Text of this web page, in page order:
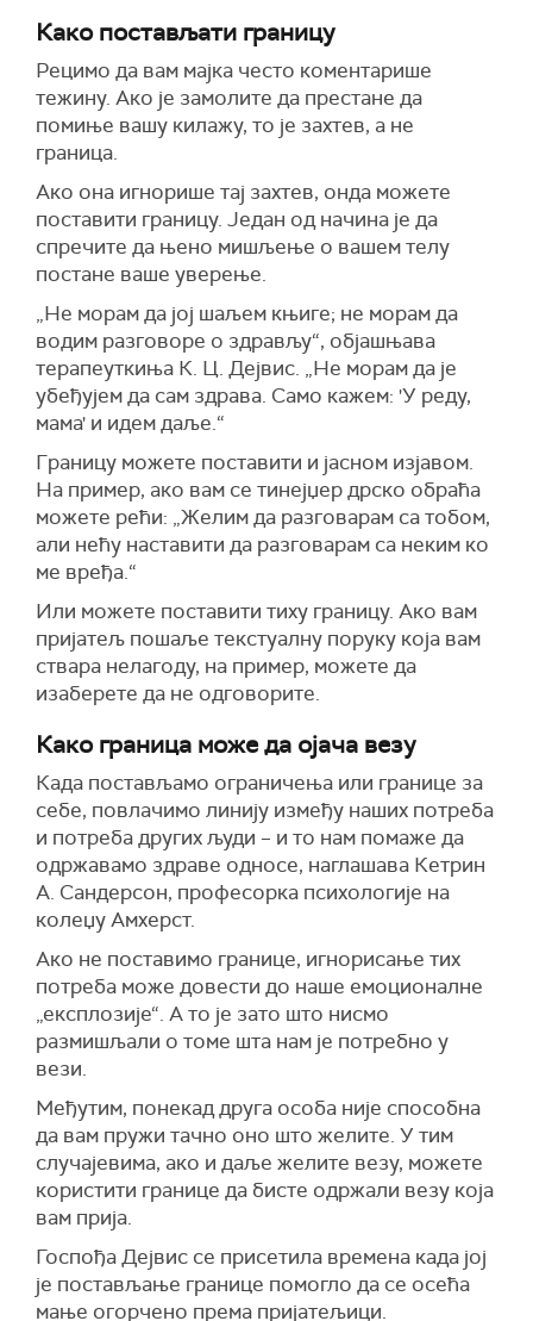
Како постављати границу
Рецимо да вам мајка често коментарише
тежину. Ако је замолите да престане да
помиње вашу килажу, то је захтев, а не
граница.
Ако она игнорише тај захтев, онда можете
поставити границу. Један од начина је да
спречите да њено мишљење о вашем телу
постане ваше уверење.
„Не морам да јој шаљем књиге; не морам да
водим разговоре о здрављу“, објашњава
терапеуткиња К. Ц. Дејвис. „Не морам да је
убеђујем да сам здрава. Само кажем: 'У реду,
мама' и идем даље.“
Границу можете поставити и јасном изјавом.
На пример, ако вам се тинејџер дрско обраћа
можете рећи: „Желим да разговарам са тобом,
али нећу наставити да разговарам са неким ко
ме вређа.“
Или можете поставити тиху границу. Ако вам
пријатељ пошаље текстуалну поруку која вам
ствара нелагоду, на пример, можете да
изаберете да не одговорите.
Како граница може да ојача везу
Када постављамо ограничења или границе за
себе, повлачимо линију између наших потреба
и потреба других људи – и то нам помаже да
одржавамо здраве односе, наглашава Кетрин
А. Сандерсон, професорка психологије на
колеџу Амхерст.
Ако не поставимо границе, игнорисање тих
потреба може довести до наше емоционалне
„експлозије“. А то је зато што нисмо
размишљали о томе шта нам је потребно у
вези.
Међутим, понекад друга особа није способна
да вам пружи тачно оно што желите. У тим
случајевима, ако и даље желите везу, можете
користити границе да бисте одржали везу која
вам прија.
Госпођа Дејвис се присетила времена када јој
је постављање границе помогло да се осећа
мање огорчено према пријатељици.